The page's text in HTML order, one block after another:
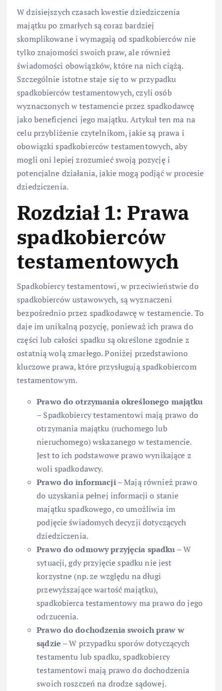
W dzisiejszych czasach kwestie dziedziczenia
majątku po zmarłych są coraz bardziej
skomplikowane i wymagają od spadkobierców nie
tylko znajomości swoich praw, ale również
świadomości obowiązków, które na nich ciążą.
Szczególnie istotne staje się to w przypadku
spadkobierców testamentowych, czyli osób
wyznaczonych w testamencie przez spadkodawcę
jako beneficjenci jego majątku. Artykuł ten ma na
celu przybliżenie czytelnikom, jakie są prawa i
obowiązki spadkobierców testamentowych, aby
mogli oni lepiej zrozumieć swoją pozycję i
potencjalne działania, jakie mogą podjąć w procesie
dziedziczenia.
Rozdział 1: Prawa
spadkobierców
testamentowych
Spadkobiercy testamentowi, w przeciwieństwie do
spadkobierców ustawowych, są wyznaczeni
bezpośrednio przez spadkodawcę w testamencie. To
daje im unikalną pozycję, ponieważ ich prawa do
części lub całości spadku są określone zgodnie z
ostatnią wolą zmarłego. Poniżej przedstawiono
kluczowe prawa, które przysługują spadkobiercom
testamentowym.
Prawo do otrzymania określonego majątku
– Spadkobiercy testamentowi mają prawo do
otrzymania majątku (ruchomego lub
nieruchomego) wskazanego w testamencie.
Jest to ich podstawowe prawo wynikające z
woli spadkodawcy.
Prawo do informacji– Mają również prawo
do uzyskania pełnej informacji o stanie
majątku spadkowego, co umożliwia im
podjęcie świadomych decyzji dotyczących
dziedziczenia.
Prawo do odmowy przyjęcia spadku – W
sytuacji, gdy przyjęcie spadku nie jest
korzystne (np. ze względu na długi
przewyższające wartość majątku),
spadkobierca testamentowy ma prawo do jego
odrzucenia.
Prawo do dochodzenia swoich praw w
sądzie – W przypadku sporów dotyczących
testamentu lub spadku, spadkobiercy
testamentowi mają prawo do dochodzenia
swoich roszczeń na drodze sądowej.